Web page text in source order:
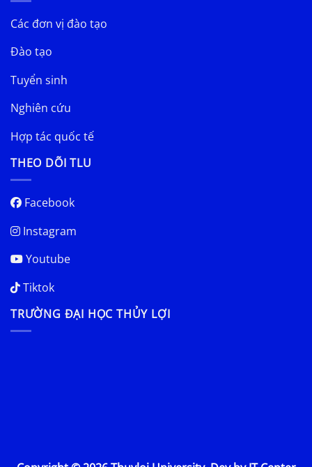
Các đơn vị đào tạo
Đào tạo
Tuyển sinh
Nghiên cứu
Hợp tác quốc tế
THEO DÕI TLU
Facebook
Instagram
Youtube
Tiktok
TRƯỜNG ĐẠI HỌC THỦY LỢI